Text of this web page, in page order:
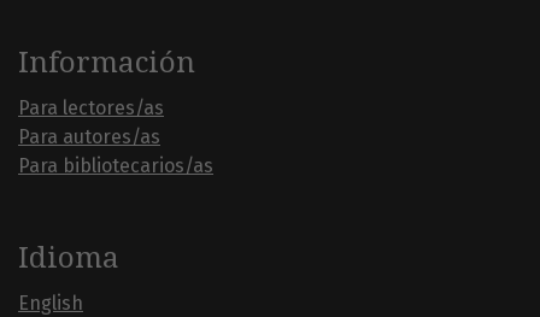
Información
Para lectores/as
Para autores/as
Para bibliotecarios/as
Idioma
English